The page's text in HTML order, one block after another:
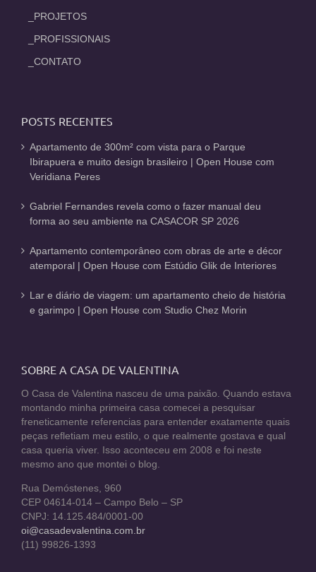
_PROJETOS
_PROFISSIONAIS
_CONTATO
POSTS RECENTES
Apartamento de 300m² com vista para o Parque
Ibirapuera e muito design brasileiro | Open House com
Veridiana Peres
Gabriel Fernandes revela como o fazer manual deu
forma ao seu ambiente na CASACOR SP 2026
Apartamento contemporâneo com obras de arte e décor
atemporal | Open House com Estúdio Glik de Interiores
Lar e diário de viagem: um apartamento cheio de história
e garimpo | Open House com Studio Chez Morin
SOBRE A CASA DE VALENTINA
O Casa de Valentina nasceu de uma paixão. Quando estava
montando minha primeira casa comecei a pesquisar
freneticamente referencias para entender exatamente quais
peças refletiam meu estilo, o que realmente gostava e qual
casa queria viver. Isso aconteceu em 2008 e foi neste
mesmo ano que montei o blog.
Rua Demóstenes, 960
CEP 04614-014 – Campo Belo – SP
CNPJ: 14.125.484/0001-00
oi@casadevalentina.com.br
(11) 99826-1393